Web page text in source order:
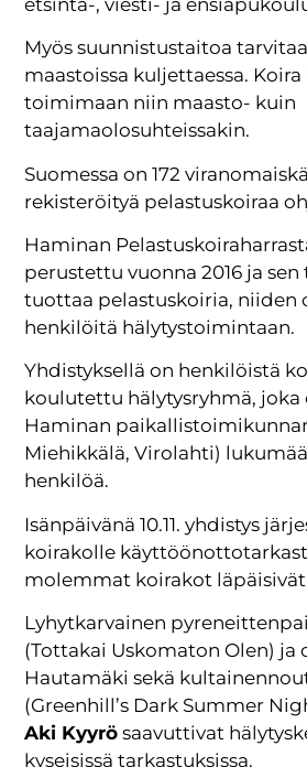
Myös suunnistustaitoa
maastoissa kuljettaessa.
toimimaan niin maasto- kuin
taajamaolosuhteissakin.
Suomessa on 172
rekisteröityä pelastuskoiraa
Haminan
perustettu vuonna 2016 ja
tuottaa pelastuskoiria, niiden
henkilöitä hälytystoimintaan.
Yhdistyksellä on henkilöistä
koulutettu hälytysryhmä, joka
Haminan
Miehikkälä, Virolahti)
henkilöä.
Isänpäivänä 10.11. yhdistys
koirakolle
molemmat koirakot läpäisivät
Lyhytkarvainen
(Tottakai Uskomaton Olen) ja
Hautamäki sekä
(Greenhill’s Dark Summer
Aki Kyyrö saavuttivat
kyseisissä tarkastuksissa.